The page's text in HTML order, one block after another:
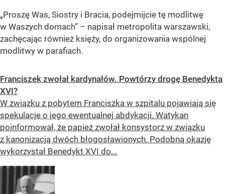
„Proszę Was, Siostry i Bracia, podejmijcie tę modlitwę
w Waszych domach” – napisał metropolita warszawski,
zachęcając również księży, do organizowania wspólnej
modlitwy w parafiach.
Franciszek zwołał kardynałów. Powtórzy drogę Benedykta
XVI?
W związku z pobytem Franciszka w szpitalu pojawiają się
spekulacje o jego ewentualnej abdykacji. Watykan
poinformował, że papież zwołał konsystorz w związku
z kanonizacją dwóch błogosławionych. Podobną okazję
wykorzystał Benedykt XVI do...